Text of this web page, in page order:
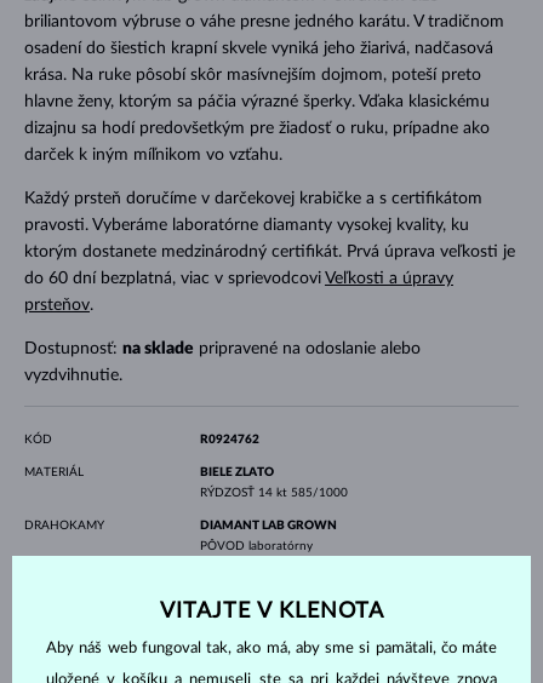
briliantovom výbruse o váhe presne jedného karátu. V tradičnom
osadení do šiestich krapní skvele vyniká jeho žiarivá, nadčasová
krása. Na ruke pôsobí skôr masívnejším dojmom, poteší preto
hlavne ženy, ktorým sa páčia výrazné šperky. Vďaka klasickému
dizajnu sa hodí predovšetkým pre žiadosť o ruku, prípadne ako
darček k iným míľnikom vo vzťahu.
Každý prsteň doručíme v darčekovej krabičke a s certifikátom
pravosti. Vyberáme laboratórne diamanty vysokej kvality, ku
ktorým dostanete medzinárodný certifikát. Prvá úprava veľkosti je
do 60 dní bezplatná, viac v sprievodcovi Veľkosti a úpravy
prsteňov.
Dostupnosť: na sklade pripravené na odoslanie alebo
vyzdvihnutie.
KÓD R0924762
MATERIÁL
BIELE ZLATO
RÝDZOSŤ 14 kt 585/1000
DRAHOKAMY
DIAMANT LAB GROWN
PÔVOD laboratórny
FARBA F
VÁHA1.000 ct
VITAJTE V KLENOTA
Aby náš web fungoval tak, ako má, aby sme si pamätali, čo máte
uložené v košíku a nemuseli ste sa pri každej návšteve znova